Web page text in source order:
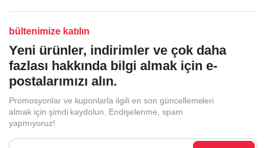
bültenimize katılın
Yeni ürünler, indirimler ve çok daha
fazlası hakkında bilgi almak için e-
postalarımızı alın.
Promosyonlar ve kuponlarla ilgili en son güncellemeleri
almak için şimdi kaydolun. Endişelenme, spam
yapmıyoruz!